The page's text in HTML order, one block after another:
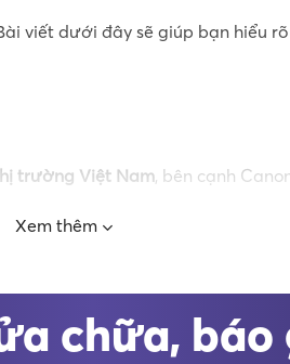
viết dưới đây sẽ giúp bạn hiểu
trường Việt Nam, bên cạnh
Xem thêm
chữa, báo